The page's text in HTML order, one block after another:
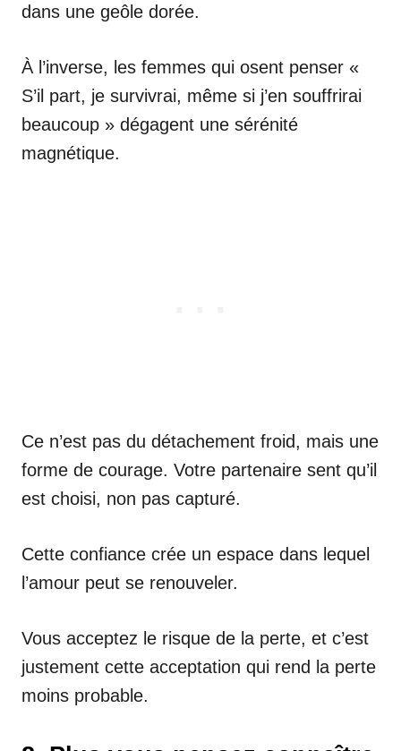
dans une geôle dorée.
À l’inverse, les femmes qui osent penser «
S’il part, je survivrai, même si j’en souffrirai
beaucoup » dégagent une sérénité
magnétique.
Ce n’est pas du détachement froid, mais une
forme de courage. Votre partenaire sent qu’il
est choisi, non pas capturé.
Cette confiance crée un espace dans lequel
l’amour peut se renouveler.
Vous acceptez le risque de la perte, et c’est
justement cette acceptation qui rend la perte
moins probable.